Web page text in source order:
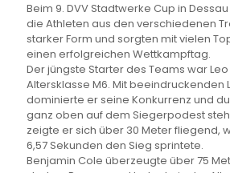
Beim 9. DVV Stadtwerke Cup in
die Athleten aus den verschiedenen
starker Form und sorgten mit vielen
einen erfolgreichen Wettkampftag.
Der jüngste Starter des Teams war
Altersklasse M6. Mit beeindruckenden
dominierte er seine Konkurrenz und
ganz oben auf dem Siegerpodest
zeigte er sich über 30 Meter fliegend,
6,57 Sekunden den Sieg sprintete.
Benjamin Cole überzeugte über 75